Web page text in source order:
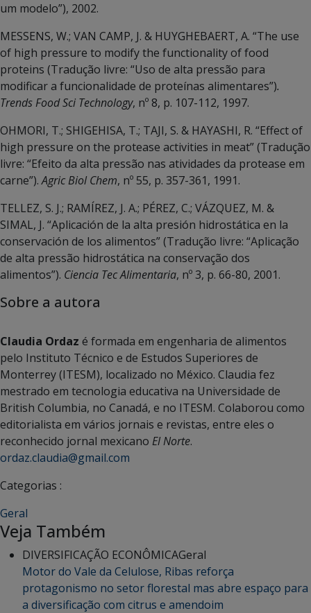
um modelo”), 2002.
MESSENS, W.; VAN CAMP, J. & HUYGHEBAERT, A. “The use
of high pressure to modify the functionality of food
proteins (Tradução livre: “Uso de alta pressão para
modificar a funcionalidade de proteínas alimentares”).
Trends Food Sci Technology, nº 8, p. 107-112, 1997.
OHMORI, T.; SHIGEHISA, T.; TAJI, S. & HAYASHI, R. “Effect of
high pressure on the protease activities in meat” (Tradução
livre: “Efeito da alta pressão nas atividades da protease em
carne”).Agric Biol Chem, nº 55, p. 357-361, 1991.
TELLEZ, S. J.; RAMÍREZ, J. A.; PÉREZ, C.; VÁZQUEZ, M. &
SIMAL, J. “Aplicación de la alta presión hidrostática en la
conservación de los alimentos” (Tradução livre: “Aplicação
de alta pressão hidrostática na conservação dos
alimentos”). Ciencia Tec Alimentaria, nº 3, p. 66-80, 2001.
Sobre a autora
Claudia Ordaz é formada em engenharia de alimentos
pelo Instituto Técnico e de Estudos Superiores de
Monterrey (ITESM), localizado no México. Claudia fez
mestrado em tecnologia educativa na Universidade de
British Columbia, no Canadá, e no ITESM. Colaborou como
editorialista em vários jornais e revistas, entre eles o
reconhecido jornal mexicano El Norte.
ordaz.claudia@gmail.com
Categorias :
Geral
Veja Também
DIVERSIFICAÇÃO ECONÔMICAGeral
Motor do Vale da Celulose, Ribas reforça
protagonismo no setor florestal mas abre espaço para
a diversificação com citrus e amendoim